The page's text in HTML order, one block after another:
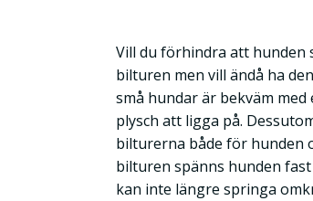
Vill du förhindra att
bilturen men vill ändå ha
små hundar är bekväm
plysch att ligga på.
bilturerna både för hunden
bilturen spänns hunden
kan inte längre springa